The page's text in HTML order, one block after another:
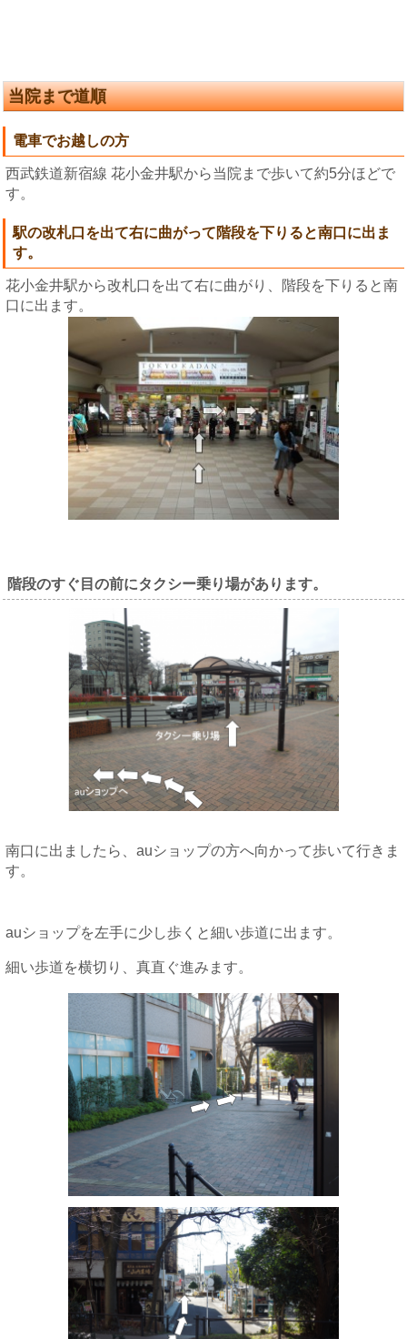
当院まで道順
電車でお越しの方
西武鉄道新宿線 花小金井駅から当院まで歩いて約5分ほどで
す。
駅の改札口を出て右に曲がって階段を下りると南口に出ま
す。
花小金井駅から改札口を出て右に曲がり、階段を下りると南
口に出ます。
階段のすぐ目の前にタクシー乗り場があります。
南口に出ましたら、auショップの方へ向かって歩いて行きま
す。
auショップを左手に少し歩くと細い歩道に出ます。
細い歩道を横切り、真直ぐ進みます。